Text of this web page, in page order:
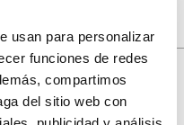
usan para personalizar
funciones de redes
compartimos
del sitio web con